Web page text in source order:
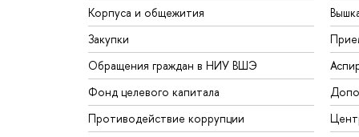
Корпуса и общежития
Закупки
Обращения граждан в НИУ ВШЭ
Фонд целевого капитала
Противодействие коррупции